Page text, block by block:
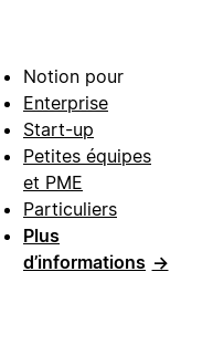
Notion pour
Enterprise
Start-up
Petites équipes
et PME
Particuliers
Plus
d’informations →